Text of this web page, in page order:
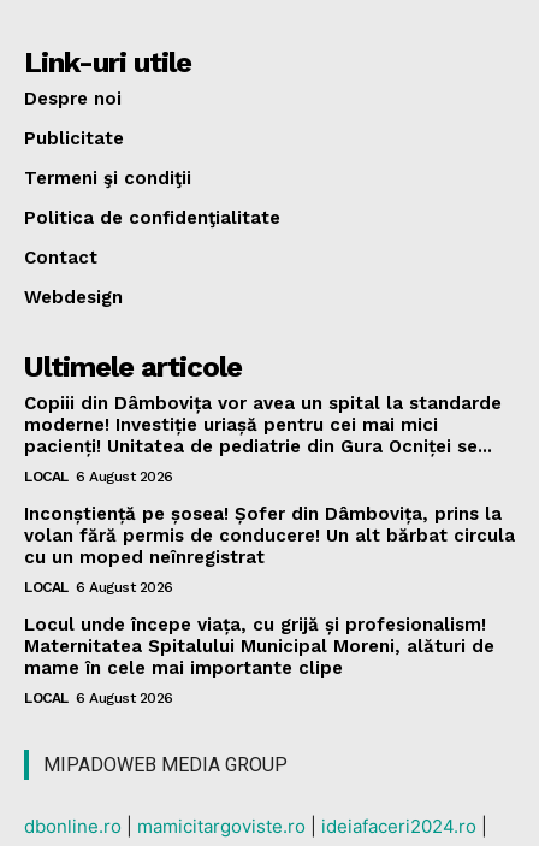
Link-uri utile
Despre noi
Publicitate
Termeni şi condiţii
Politica de confidenţialitate
Contact
Webdesign
Ultimele articole
Copiii din Dâmbovița vor avea un spital la standarde
moderne! Investiție uriașă pentru cei mai mici
pacienți! Unitatea de pediatrie din Gura Ocniței se...
LOCAL 6 August 2026
Inconștiență pe șosea! Șofer din Dâmbovița, prins la
volan fără permis de conducere! Un alt bărbat circula
cu un moped neînregistrat
LOCAL 6 August 2026
Locul unde începe viața, cu grijă și profesionalism!
Maternitatea Spitalului Municipal Moreni, alături de
mame în cele mai importante clipe
LOCAL 6 August 2026
MIPADOWEB MEDIA GROUP
dbonline.ro mamicitargoviste.ro ideiafaceri2024.ro